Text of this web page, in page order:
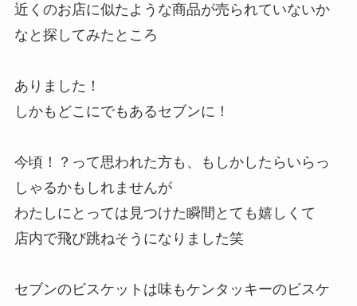
近くのお店に似たような商品が売られていないか
なと探してみたところ
ありました！
しかもどこにでもあるセブンに！
今頃！？って思われた方も、もしかしたらいらっ
しゃるかもしれませんが
わたしにとっては見つけた瞬間とても嬉しくて
店内で飛び跳ねそうになりました笑
セブンのビスケットは味もケンタッキーのビスケ